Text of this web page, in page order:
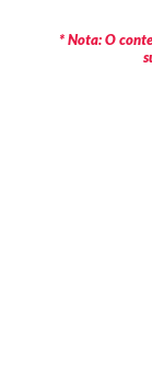
* Nota: O